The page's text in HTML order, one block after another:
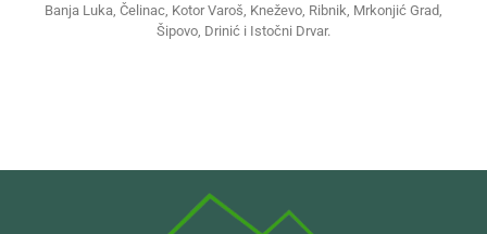
Banja Luka, Čelinac, Kotor Varoš, Kneževo, Ribnik, Mrkonjić Grad,
Šipovo, Drinić i Istočni Drvar.